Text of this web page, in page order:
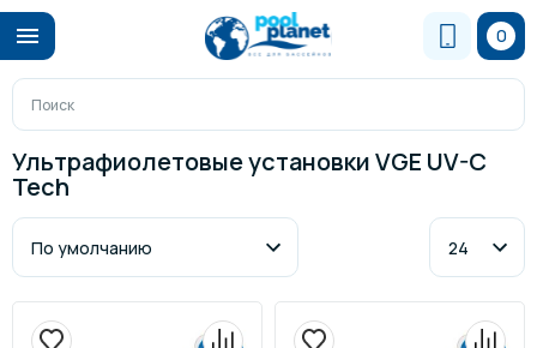
0
Ультрафиолетовые установки VGE UV-C
Tech